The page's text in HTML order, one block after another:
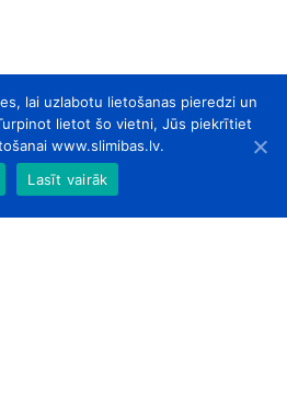
lai uzlabotu lietošanas pieredzi un
lietot šo vietni, Jūs piekrītiet
www.slimibas.lv.
Lasīt vairāk